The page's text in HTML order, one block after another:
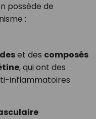
possède de
:
et des composés
, qui ont des
inflammatoires